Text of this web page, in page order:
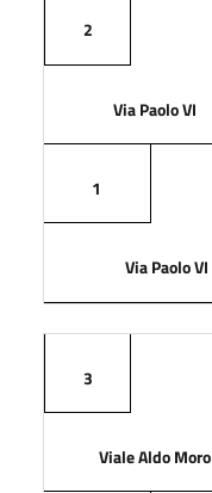
2
Via Paolo VI
1
Via Paolo VI
3
Viale Aldo Moro